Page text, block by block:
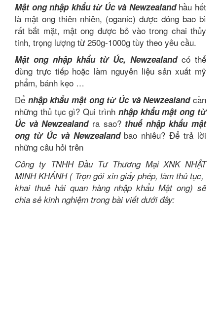
Mật ong nhập khẩu từ Úc và Newzealandhầu hết
là mật ong thiên nhiên, (oganic) được đóng bao bì
rất bắt mặt, mật ong được bỏ vào trong chai thủy
tinh, trọng lượng từ 250g-1000g tùy theo yêu cầu.
Mật ong nhập khẩu từ Úc, Newzealandcó thể
dùng trực tiếp hoặc làm nguyên liệu sản xuất mỹ
phẩm, bánh kẹo …
Để nhập khẩu mật ong từ Úc và Newzealandcần
những thủ tục gì? Qui trình nhập khẩu mật ong từ
Úc và Newzealandra sao? thuế nhập khẩu mật
ong từ Úc và Newzealandbao nhiêu? Để trả lời
những câu hỏi trên
Công ty TNHH Đầu Tư Thương Mại XNK NHẬT
MINH KHÁNH ( Trọn gói xin giấy phép, làm thủ tục,
khai thuê hải quan hàng nhập khẩu Mật ong) sẽ
chia sẻ kinh nghiệm trong bài viết dưới đây: